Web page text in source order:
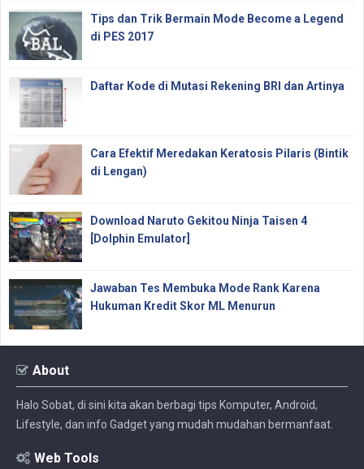
Tips dan Trik Bermain Mode Become a Legend
di PES 2017
Daftar Kode di Mutasi Rekening BRI dan Artinya
Cara Efektif Meredakan Keratosis Pilaris (Bintik
di Lengan)
Download Naruto Gekitou Ninja Taisen 4
[Dolphin Emulator]
Jawaban Tes Membuka Mode Rank Karena
Hukuman Kredit Skor ML Menurun
About
Halo Sobat, di sini kita akan berbagi tips Komputer, Android,
Lifestyle, dan info Gadget yang mudah mudahan bermanfaat.
Web Tools